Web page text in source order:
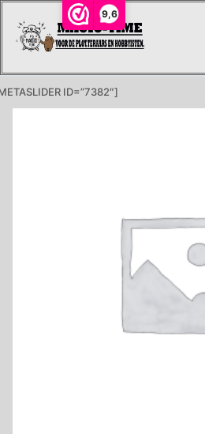
9,6
naar
ID=”7382″]